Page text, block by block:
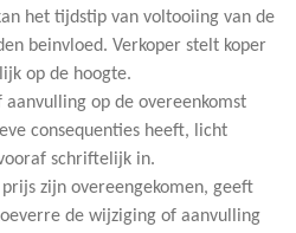
het tijdstip van voltooiing van de
beinvloed. Verkoper stelt koper
op de hoogte.
aanvulling op de overeenkomst
consequenties heeft, licht
schriftelijk in.
zijn overeengekomen, geeft
de wijziging of aanvulling